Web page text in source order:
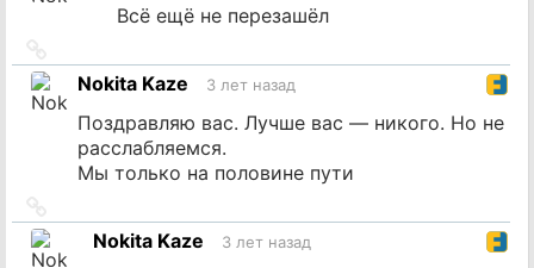
Всё ещё не перезашёл
на
источник
Nokita Kaze 3 лет назад
Поздравляю вас. Лучше вас — никого. Но не
расслабляемся.
Мы только на половине пути
на
источникNokita Kaze 3 лет назад